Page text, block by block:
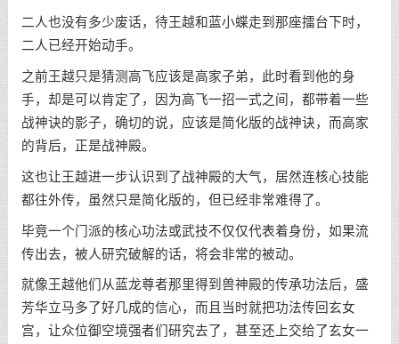
二人也没有多少废话，待王越和蓝小蝶走到那座擂台下时，
二人已经开始动手。
之前王越只是猜测高飞应该是高家子弟，此时看到他的身
手，却是可以肯定了，因为高飞一招一式之间，都带着一些
战神诀的影子，确切的说，应该是简化版的战神诀，而高家
的背后，正是战神殿。
这也让王越进一步认识到了战神殿的大气，居然连核心技能
都往外传，虽然只是简化版的，但已经非常难得了。
毕竟一个门派的核心功法或武技不仅仅代表着身份，如果流
传出去，被人研究破解的话，将会非常的被动。
就像王越他们从蓝龙尊者那里得到兽神殿的传承功法后，盛
芳华立马多了好几成的信心，而且当时就把功法传回玄女
宫，让众位御空境强者们研究去了，甚至还上交给了玄女一